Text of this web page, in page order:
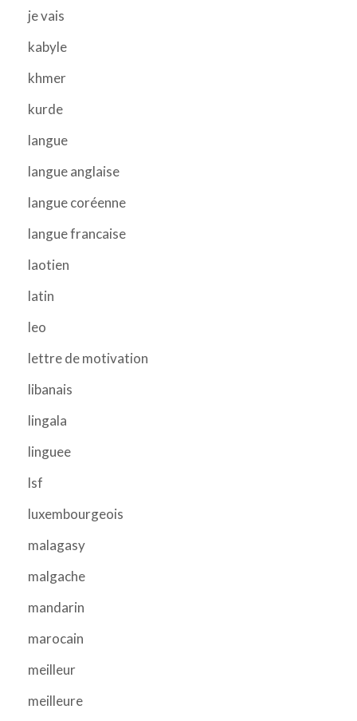
je vais
kabyle
khmer
kurde
langue
langue anglaise
langue coréenne
langue francaise
laotien
latin
leo
lettre de motivation
libanais
lingala
linguee
lsf
luxembourgeois
malagasy
malgache
mandarin
marocain
meilleur
meilleure